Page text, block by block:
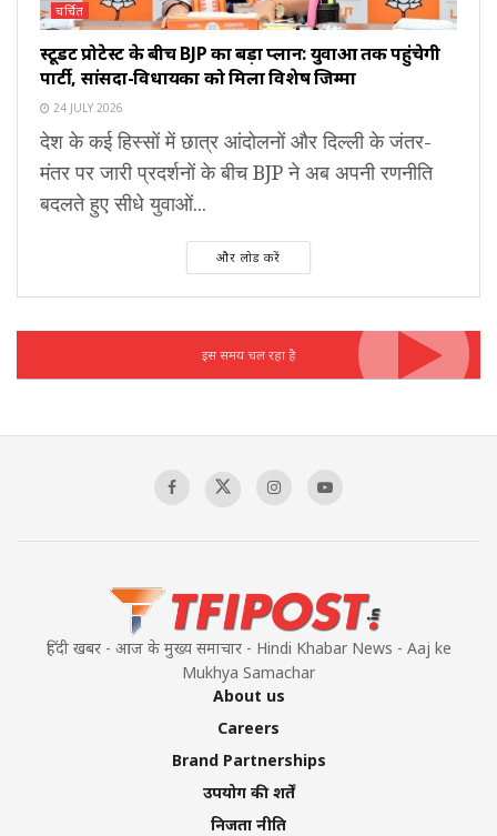
चर्चित
स्टूडेंट प्रोटेस्ट के बीच BJP का बड़ा प्लान: युवाओं तक पहुंचेगी
पार्टी, सांसदों-विधायकों को मिला विशेष जिम्मा
24 JULY 2026
देश के कई हिस्सों में छात्र आंदोलनों और दिल्ली के जंतर-
मंतर पर जारी प्रदर्शनों के बीच BJP ने अब अपनी रणनीति
बदलते हुए सीधे युवाओं...
और लोड करें
इस समय चल रहा है
हिंदी खबर - आज के मुख्य समाचार - Hindi Khabar News - Aaj ke
Mukhya Samachar
About us
Careers
Brand Partnerships
उपयोग की शर्तें
निजता नीति